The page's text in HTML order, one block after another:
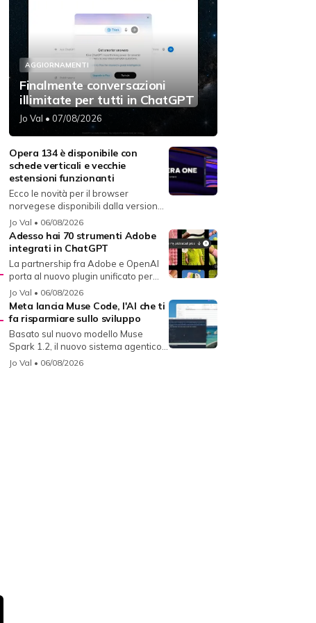
AGGIORNAMENTI
Finalmente conversazioni
illimitate per tutti in ChatGPT
Jo Val • 07/08/2026
Opera 134 è disponibile con
schede verticali e vecchie
estensioni funzionanti
Ecco le novità per il browser
norvegese disponibili dalla versione
134...
Jo Val • 06/08/2026
Adesso hai 70 strumenti Adobe
integrati in ChatGPT
La partnership fra Adobe e OpenAI
porta al nuovo plugin unificato per...
Jo Val • 06/08/2026
Meta lancia Muse Code, l'AI che ti
fa risparmiare sullo sviluppo
Basato sul nuovo modello Muse
Spark 1.2, il nuovo sistema agentico
fun...
Jo Val • 06/08/2026